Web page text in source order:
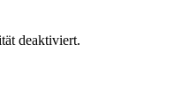
deaktiviert.